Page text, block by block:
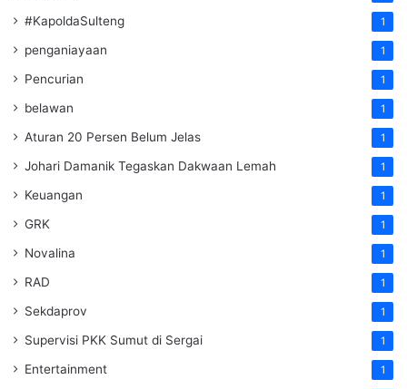
#KapoldaSulteng 1
penganiayaan 1
Pencurian 1
belawan 1
Aturan 20 Persen Belum Jelas 1
Johari Damanik Tegaskan Dakwaan Lemah 1
Keuangan 1
GRK 1
Novalina 1
RAD 1
Sekdaprov 1
Supervisi PKK Sumut di Sergai 1
Entertainment 1